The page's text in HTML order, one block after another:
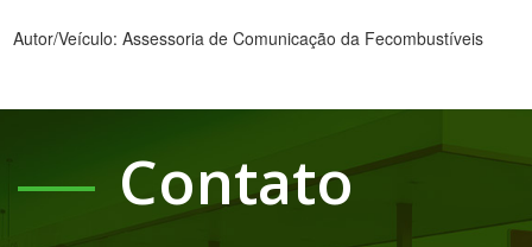
Autor/Veículo: Assessoria de Comunicação da Fecombustíveis
Contato